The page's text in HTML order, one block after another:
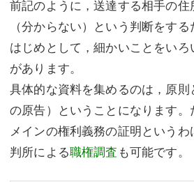
前記のように，送達する相手の住
（分からない）という判断をす
はじめとして，細かいことをい
があります。
具体的な資料を集めるのは，原
の原告）ということになります
メインの権利義務の証明という
判所による職権調査 も可能です。